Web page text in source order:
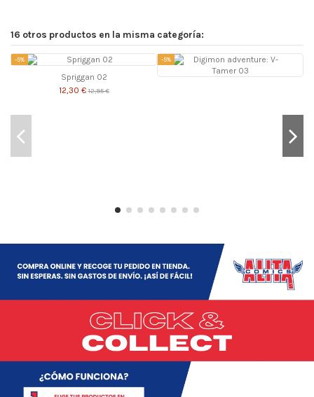
16 otros productos en la misma categoría:
-5%
Spriggan 02
12,30 €12,95 €
-5%